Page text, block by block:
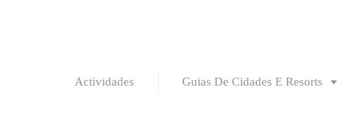
Actividades Guias De Cidades E Resorts